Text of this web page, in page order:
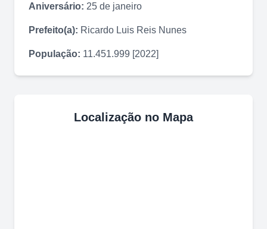
Aniversário: 25 de janeiro
Prefeito(a): Ricardo Luis Reis Nunes
População: 11.451.999 [2022]
Localização no Mapa